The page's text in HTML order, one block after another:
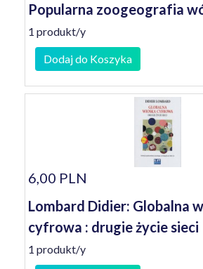
Popularna zoogeografia
1 produkt/y
Dodaj do Koszyka
6,00 PLN
Lombard Didier: Globalna
cyfrowa : drugie życie sieci
1 produkt/y